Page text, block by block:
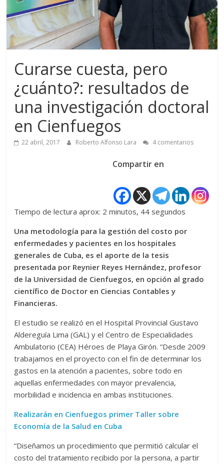
Curarse cuesta, pero
¿cuánto?: resultados de
una investigación doctoral
en Cienfuegos
22 abril, 2017 Roberto Alfonso Lara 4 comentarios
Compartir en
Tiempo de lectura aprox: 2 minutos, 44 segundos
Una metodología para la gestión del costo por
enfermedades y pacientes en los hospitales
generales de Cuba, es el aporte de la tesis
presentada por Reynier Reyes Hernández, profesor
de la Universidad de Cienfuegos, en opción al grado
científico de Doctor en Ciencias Contables y
Financieras.
El estudio se realizó en el Hospital Provincial Gustavo
Aldereguía Lima (GAL) y el Centro de Especialidades
Ambulatorio (CEA) Héroes de Playa Girón. “Desde 2009
trabajamos en el proyecto con el fin de determinar los
gastos en la atención a pacientes, sobre todo en
aquellas enfermedades con mayor prevalencia,
morbilidad e incidencia en ambas instituciones.
Realizarán en Cienfuegos primer Taller sobre
Economía de la Salud en Cuba
“Diseñamos un procedimiento que permitió calcular el
costo del tratamiento recibido por la persona, a partir